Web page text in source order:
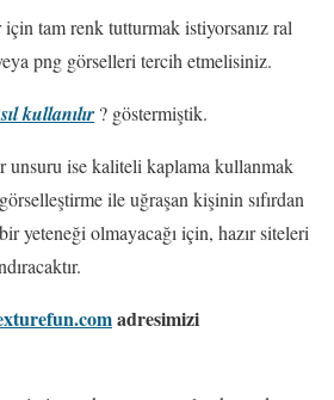
tam renk tutturmak istiyorsanız ral
png görselleri tercih etmelisiniz.
kullanılır ? göstermiştik.
ise kaliteli kaplama kullanmak
ile uğraşan kişinin sıfırdan
yeteneği olmayacağı için, hazır siteleri
adresimizi